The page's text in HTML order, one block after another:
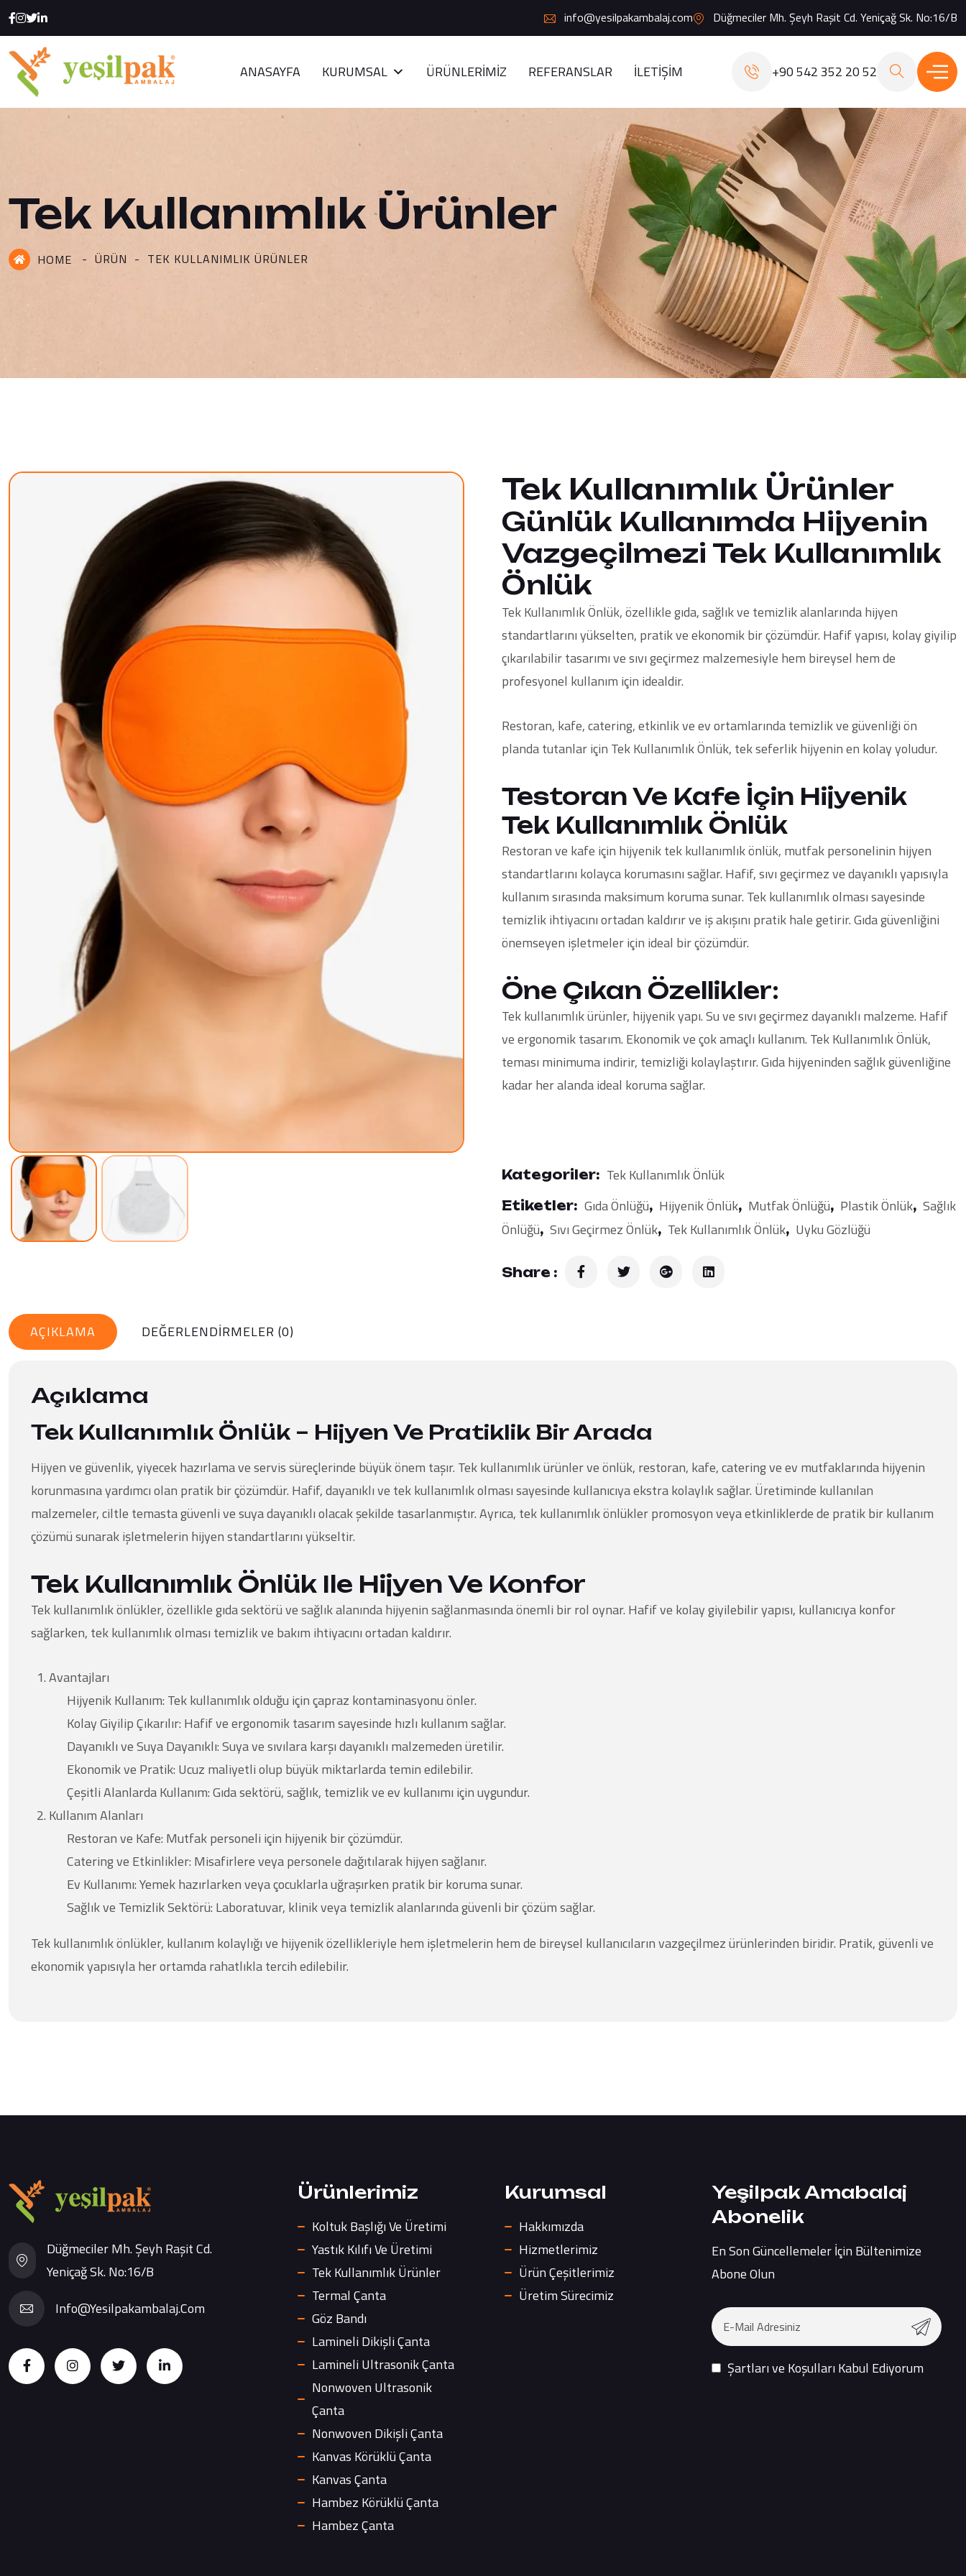
info@yesilpakambalaj.com Düğmeciler Mh. Şeyh Raşit Cd. Yeniçağ Sk. No:16/B
ANASAYFA KURUMSAL ÜRÜNLERIMIZ REFERANSLAR İLETIŞIM +90 542 352 20 52
Tek Kullanımlık Ürünler
HOME ÜRÜN TEK KULLANIMLIK ÜRÜNLER
Tek Kullanımlık Ürünler
Günlük Kullanımda Hijyenin
Vazgeçilmezi Tek Kullanımlık
Önlük
Tek Kullanımlık Önlük, özellikle gıda, sağlık ve temizlik alanlarında hijyen
standartlarını yükselten, pratik ve ekonomik bir çözümdür. Hafif yapısı, kolay giyilip
çıkarılabilir tasarımı ve sıvı geçirmez malzemesiyle hem bireysel hem de
profesyonel kullanım için idealdir.
Restoran, kafe, catering, etkinlik ve ev ortamlarında temizlik ve güvenliği ön
planda tutanlar için Tek Kullanımlık Önlük, tek seferlik hijyenin en kolay yoludur.
Testoran Ve Kafe İçin Hijyenik
Tek Kullanımlık Önlük
Restoran ve kafe için hijyenik tek kullanımlık önlük, mutfak personelinin hijyen
standartlarını kolayca korumasını sağlar. Hafif, sıvı geçirmez ve dayanıklı yapısıyla
kullanım sırasında maksimum koruma sunar. Tek kullanımlık olması sayesinde
temizlik ihtiyacını ortadan kaldırır ve iş akışını pratik hale getirir. Gıda güvenliğini
önemseyen işletmeler için ideal bir çözümdür.
Öne Çıkan Özellikler:
Tek kullanımlık ürünler, hijyenik yapı. Su ve sıvı geçirmez dayanıklı malzeme. Hafif
ve ergonomik tasarım. Ekonomik ve çok amaçlı kullanım. Tek Kullanımlık Önlük,
teması minimuma indirir, temizliği kolaylaştırır. Gıda hijyeninden sağlık güvenliğine
kadar her alanda ideal koruma sağlar.
Kategoriler: Tek Kullanımlık Önlük
Etiketler: Gıda Önlüğü, Hijyenik Önlük, Mutfak Önlüğü, Plastik Önlük, Sağlık
Önlüğü, Sıvı Geçirmez Önlük, Tek Kullanımlık Önlük, Uyku Gözlüğü
Share :
AÇIKLAMA DEĞERLENDIRMELER (0)
Açıklama
Tek Kullanımlık Önlük – Hijyen Ve Pratiklik Bir Arada
Hijyen ve güvenlik, yiyecek hazırlama ve servis süreçlerinde büyük önem taşır. Tek kullanımlık ürünler ve önlük, restoran, kafe, catering ve ev mutfaklarında hijyenin
korunmasına yardımcı olan pratik bir çözümdür. Hafif, dayanıklı ve tek kullanımlık olması sayesinde kullanıcıya ekstra kolaylık sağlar. Üretiminde kullanılan
malzemeler, ciltle temasta güvenli ve suya dayanıklı olacak şekilde tasarlanmıştır. Ayrıca, tek kullanımlık önlükler promosyon veya etkinliklerde de pratik bir kullanım
çözümü sunarak işletmelerin hijyen standartlarını yükseltir.
Tek Kullanımlık Önlük Ile Hijyen Ve Konfor
Tek kullanımlık önlükler, özellikle gıda sektörü ve sağlık alanında hijyenin sağlanmasında önemli bir rol oynar. Hafif ve kolay giyilebilir yapısı, kullanıcıya konfor
sağlarken, tek kullanımlık olması temizlik ve bakım ihtiyacını ortadan kaldırır.
Avantajları
Hijyenik Kullanım: Tek kullanımlık olduğu için çapraz kontaminasyonu önler.
Kolay Giyilip Çıkarılır: Hafif ve ergonomik tasarım sayesinde hızlı kullanım sağlar.
Dayanıklı ve Suya Dayanıklı:Suya ve sıvılara karşı dayanıklı malzemeden üretilir.
Ekonomik ve Pratik: Ucuz maliyetli olup büyük miktarlarda temin edilebilir.
Çeşitli Alanlarda Kullanım:Gıda sektörü, sağlık, temizlik ve ev kullanımı için uygundur.
Kullanım Alanları
Restoran ve Kafe: Mutfak personeli için hijyenik bir çözümdür.
Catering ve Etkinlikler: Misafirlere veya personele dağıtılarak hijyen sağlanır.
Ev Kullanımı:Yemek hazırlarken veya çocuklarla uğraşırken pratik bir koruma sunar.
Sağlık ve Temizlik Sektörü: Laboratuvar, klinik veya temizlik alanlarında güvenli bir çözüm sağlar.
Tek kullanımlık önlükler, kullanım kolaylığı ve hijyenik özellikleriyle hem işletmelerin hem de bireysel kullanıcıların vazgeçilmez ürünlerinden biridir. Pratik, güvenli ve
ekonomik yapısıyla her ortamda rahatlıkla tercih edilebilir.
Düğmeciler Mh. Şeyh Raşit Cd.
Yeniçağ Sk. No:16/B
Info@yesilpakambalaj.com
Ürünlerimiz
Koltuk Başlığı Ve Üretimi
Yastık Kılıfı Ve Üretimi
Tek Kullanımlık Ürünler
Termal Çanta
Göz Bandı
Lamineli Dikişli Çanta
Lamineli Ultrasonik Çanta
Nonwoven Ultrasonik
Çanta
Nonwoven Dikişli Çanta
Kanvas Körüklü Çanta
Kanvas Çanta
Hambez Körüklü Çanta
Hambez Çanta
Kurumsal
Hakkımızda
Hizmetlerimiz
Ürün Çeşitlerimiz
Üretim Sürecimiz
Yeşilpak Amabalaj
Abonelik
En Son Güncellemeler İçin Bültenimize
Abone Olun
Şartları ve Koşulları Kabul Ediyorum